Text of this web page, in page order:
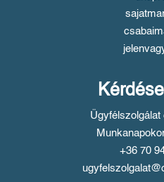
Ügyfélszolgálat
+36 70